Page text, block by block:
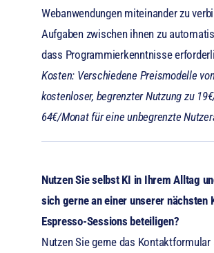
Webanwendungen miteinander zu
Aufgaben zwischen ihnen zu
dass Programmierkenntnisse
Kosten: Verschiedene Preismodelle von
kostenloser, begrenzterNutzung zu
64€/Monat für eine unbegrenzte
Nutzen Sie selbst KI in Ihrem Alltag
sich gerne an einer unserer nächsten
Espresso-Sessions beteiligen?
Nutzen Sie gerne das Kontaktformular